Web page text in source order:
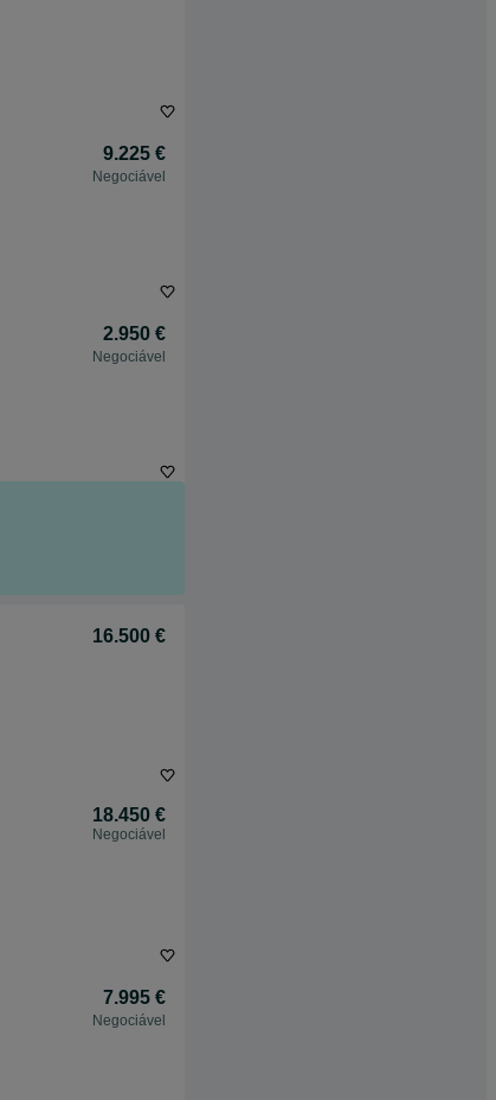
9.225 €
Negociável
2.950 €
Negociável
16.500 €
18.450 €
Negociável
7.995 €
Negociável